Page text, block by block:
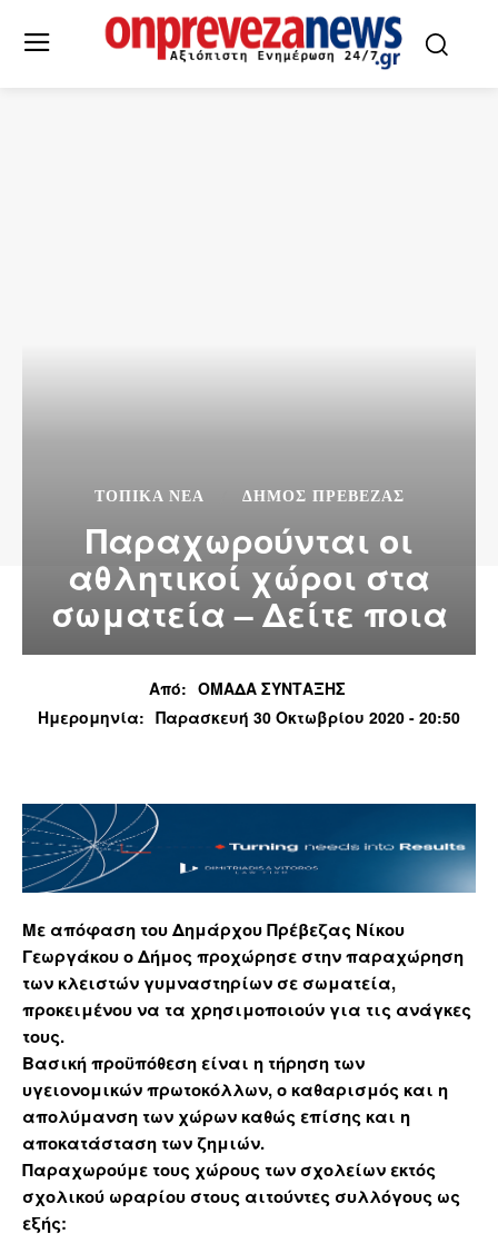
ΤΟΠΙΚΆ ΝΈΑ ΔΉΜΟΣ ΠΡΈΒΕΖΑΣ
Παραχωρούνται οι
αθλητικοί χώροι στα
σωματεία – Δείτε ποια
Από: ΟΜΑΔΑ ΣΥΝΤΑΞΗΣ
Ημερομηνία: Παρασκευή 30 Οκτωβρίου 2020 - 20:50
Με απόφαση του Δημάρχου Πρέβεζας Νίκου
Γεωργάκου ο Δήμος προχώρησε στην παραχώρηση
των κλειστών γυμναστηρίων σε σωματεία,
προκειμένου να τα χρησιμοποιούν για τις ανάγκες
τους.
Βασική προϋπόθεση είναι η τήρηση των
υγειονομικών πρωτοκόλλων, ο καθαρισμός και η
απολύμανση των χώρων καθώς επίσης και η
αποκατάσταση των ζημιών.
Παραχωρούμε τους χώρους των σχολείων εκτός
σχολικού ωραρίου στους αιτούντες συλλόγους ως
εξής: